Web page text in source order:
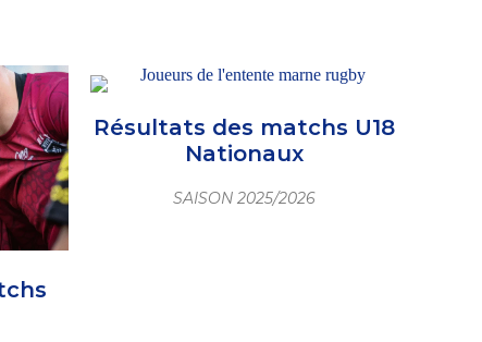
Résultats des matchs U18
Nationaux
SAISON 2025/2026